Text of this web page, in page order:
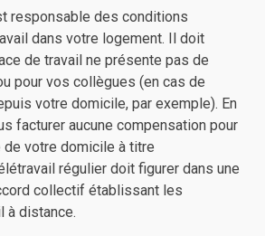
responsable des conditions
dans votre logement. Il doit
de travail ne présente pas de
pour vos collègues (en cas de
votre domicile, par exemple). En
facturer aucune compensation pour
de votre domicile à titre
régulier doit figurer dans une
collectif établissant les
à distance.